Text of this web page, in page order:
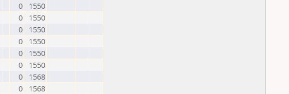
0
1550
0
1550
0
1550
0
1550
0
1550
0
1550
0
1568
0
1568